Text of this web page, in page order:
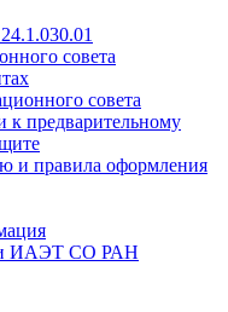
совета
совета
к предварительному
и правила оформления
ИАЭТ СО РАН